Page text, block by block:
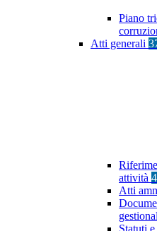
Piano
Atti generali
attività 4
Atti